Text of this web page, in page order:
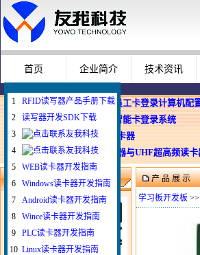
首页 企业简介 技术资讯
企业使用员工卡登录计算机配
Windows智能卡登录系统
WEB与发卡器
WEB浏览器与UHF超高频读卡
微信扫一扫联系我
产 品 展 示
学习板开发板 >>
1
RFID读写器产品手册下载
2
读写器开发SDK下载
3
4
5
WEB读卡器开发指南
6
Windows读卡器开发指南
7
Android读卡器开发指南
8
Wince读卡器开发指南
9
PLC读卡器开发指南
10 Linux读卡器开发指南